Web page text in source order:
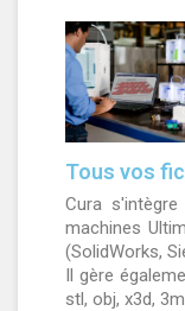
Tous vos
Cura
machines
(SolidWorks,
Il gère
stl, obj, x3d,